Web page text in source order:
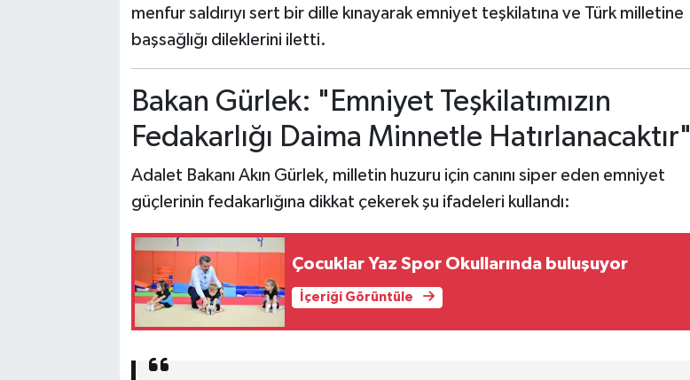
menfur saldırıyı sert bir dille kınayarak emniyet teşkilatına ve Türk milletine
başsağlığı dileklerini iletti.
Bakan Gürlek: "Emniyet Teşkilatımızın
Fedakarlığı Daima Minnetle Hatırlanacaktır"
Adalet Bakanı Akın Gürlek, milletin huzuru için canını siper eden emniyet
güçlerinin fedakarlığına dikkat çekerek şu ifadeleri kullandı:
Çocuklar Yaz Spor Okullarında buluşuyor
İçeriği Görüntüle